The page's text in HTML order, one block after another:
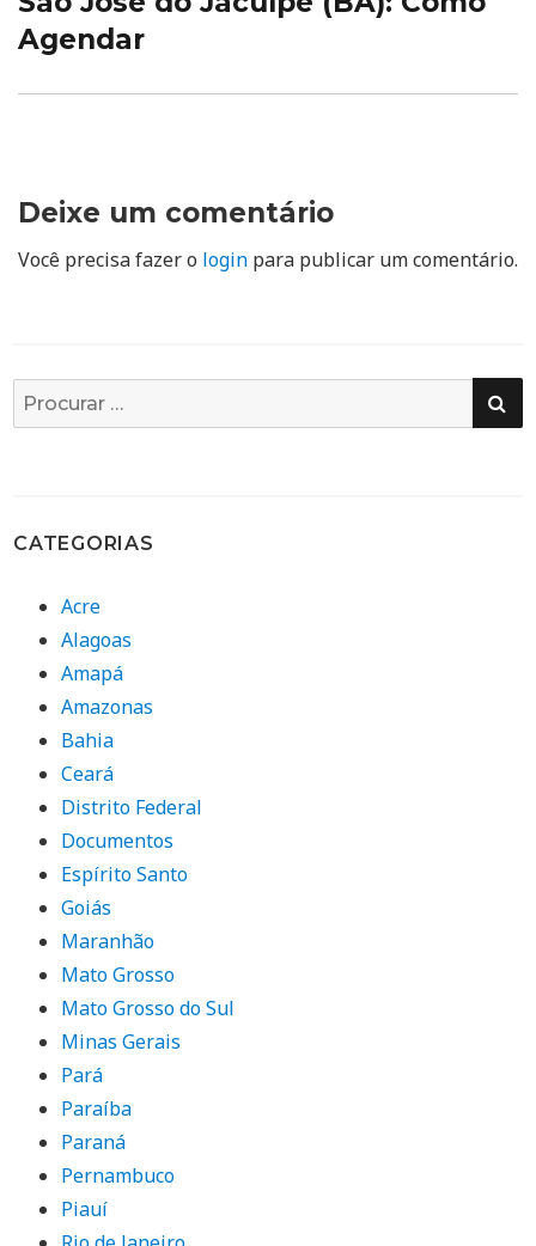
Agendar
Deixe um comentário
Você precisa fazer o login para publicar um comentário.
Busca
por:
CATEGORIAS
Acre
Alagoas
Amapá
Amazonas
Bahia
Ceará
Distrito Federal
Documentos
Espírito Santo
Goiás
Maranhão
Mato Grosso
Mato Grosso do Sul
Minas Gerais
Pará
Paraíba
Paraná
Pernambuco
Piauí